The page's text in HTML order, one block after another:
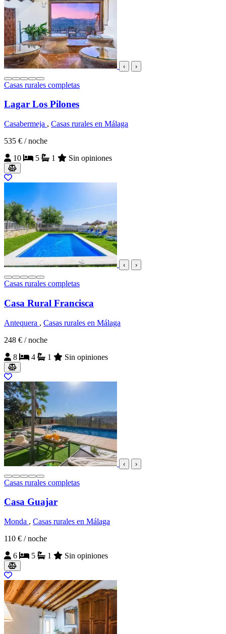
‹ ›
Casas rurales completas
Lagar Los Pilones
Casabermeja , Casas rurales en Málaga
535 € / noche
10
5 1 Sin opiniones
‹ ›
Casas rurales completas
Casa Rural Francisca
Antequera , Casas rurales en Málaga
248 € / noche
8
4 1 Sin opiniones
‹ ›
Casas rurales completas
Casa Guajar
Monda , Casas rurales en Málaga
110 € / noche
6
5 1 Sin opiniones